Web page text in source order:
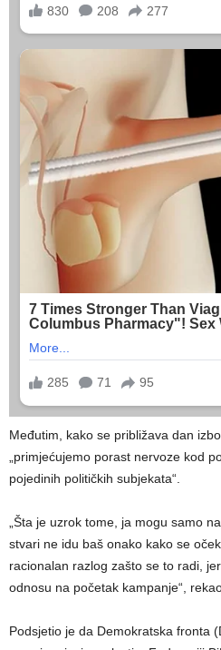
Međutim, kako se približava dan
„primjećujemo porast nervoze kod
pojedinih političkih subjekata“.
„Šta je uzrok tome, ja mogu samo
stvari ne idu baš onako kako se
racionalan razlog zašto se to radi,
odnosu na početak kampanje“,
Podsjetio je da Demokratska fronta